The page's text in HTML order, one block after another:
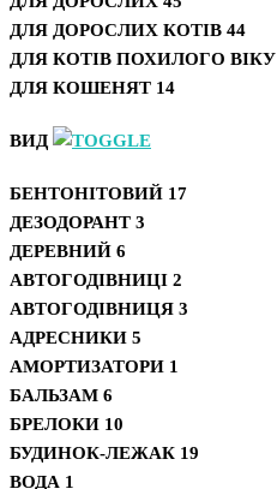
ДЛЯ ДОРОСЛИХ КОТІВ 44
ДЛЯ КОТІВ ПОХИЛОГО ВІКУ
ДЛЯ КОШЕНЯТ 14
ВИД
БЕНТОНІТОВИЙ 17
ДЕЗОДОРАНТ 3
ДЕРЕВНИЙ 6
АВТОГОДІВНИЦІ 2
АВТОГОДІВНИЦЯ 3
АДРЕСНИКИ 5
АМОРТИЗАТОРИ 1
БАЛЬЗАМ 6
БРЕЛОКИ 10
БУДИНОК-ЛЕЖАК 19
ВОДА 1